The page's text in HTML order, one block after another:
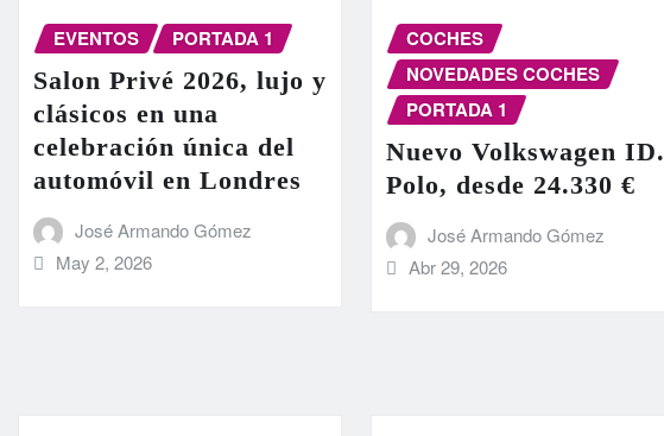
EVENTOS PORTADA 1
Salon Privé 2026, lujo y
clásicos en una
celebración única del
automóvil en Londres
José Armando Gómez
May 2, 2026
COCHES
NOVEDADES COCHES
PORTADA 1
Nuevo Volkswagen ID.
Polo, desde 24.330 €
José Armando Gómez
Abr 29, 2026